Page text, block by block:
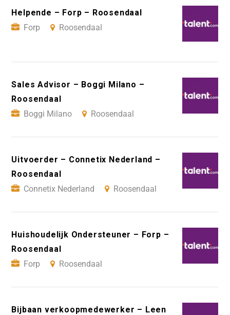
Helpende – Forp – Roosendaal
Forp
Roosendaal
Sales Advisor – Boggi Milano –
Roosendaal
Boggi Milano
Roosendaal
Uitvoerder – Connetix Nederland –
Roosendaal
Connetix Nederland
Roosendaal
Huishoudelijk Ondersteuner – Forp –
Roosendaal
Forp
Roosendaal
Bijbaan verkoopmedewerker – Leen